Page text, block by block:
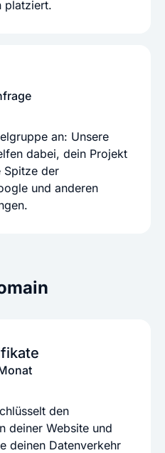
platziert.
an: Unsere
dabei, dein Projekt
Spitze der
und anderen
den
deiner Website und
deinen Datenverkehr